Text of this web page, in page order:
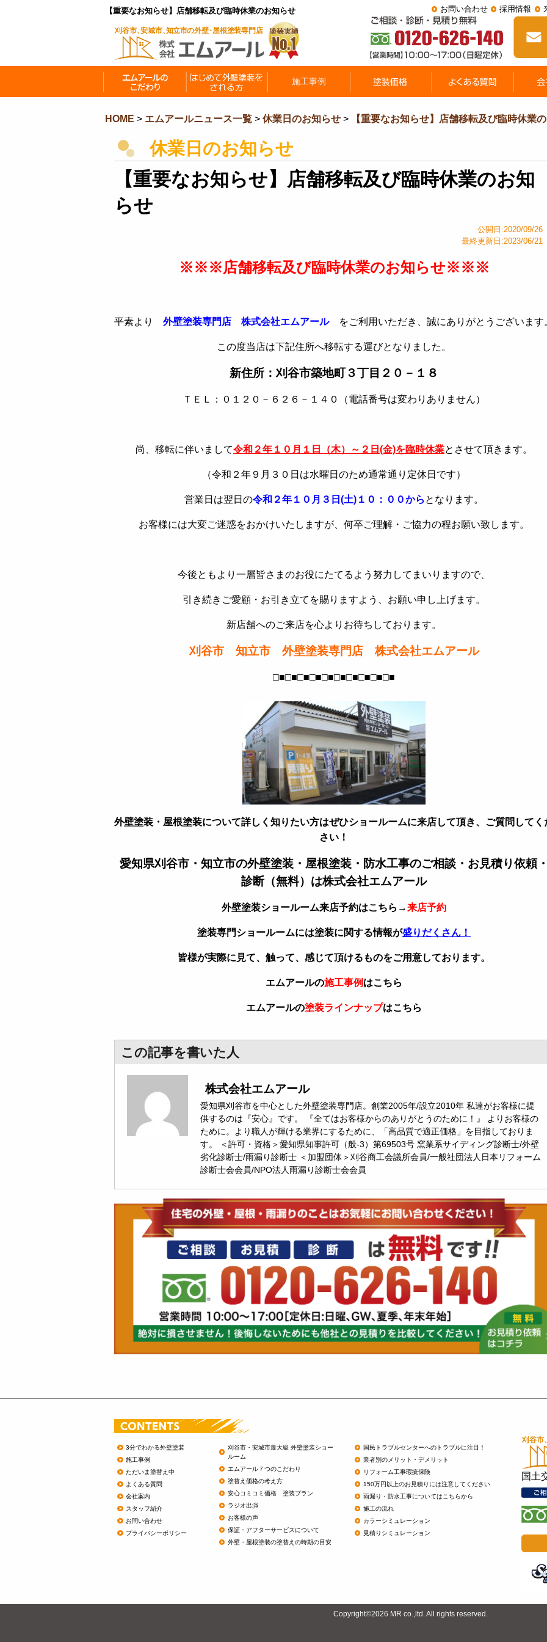
【重要なお知らせ】店舗移転及び臨時休業のお知らせ お問い合わせ 採用情報
HOME > エムアールニュース一覧 > 休業日のお知らせ > 【重要なお知らせ】店舗移転及び臨時休業
休業日のお知らせ
【重要なお知らせ】店舗移転及び臨時休業のお知
らせ
公開日:2020/09/26
最終更新日:2023/06/21
※※※店舗移転及び臨時休業のお知らせ※※※
平素より 外壁塗装専門店 株式会社エムアールをご利用いただき、誠にありがとうございます
この度当店は下記住所へ移転する運びとなりました。
新住所：刈谷市築地町３丁目２０－１８
ＴＥＬ：０１２０－６２６－１４０（電話番号は変わりありません）
尚、移転に伴いまして令和２年１０月１日（木）～２日(金)を臨時休業とさせて頂きます。
（令和２年９月３０日は水曜日のため通常通り定休日です）
営業日は翌日の令和２年１０月３日(土)１０：００から となります。
お客様には大変ご迷惑をおかけいたしますが、何卒ご理解・ご協力の程お願い致します。
今後ともより一層皆さまのお役にたてるよう努力してまいりますので、
引き続きご愛顧・お引き立てを賜りますよう、お願い申し上げます。
新店舗へのご来店を心よりお待ちしております。
刈谷市 知立市 外壁塗装専門店 株式会社エムアール
□■□■□■□■□■□■□■□■□■□■
外壁塗装・屋根塗装について詳しく知りたい方はぜひショールームに来店して頂き、ご質問してく
さい！
愛知県刈谷市・知立市の外壁塗装・屋根塗装・防水工事のご相談・お見積り依頼
診断（無料）は株式会社エムアール
外壁塗装ショールーム来店予約はこちら→来店予約
塗装専門ショールームには塗装に関する情報が盛りだくさん！
皆様が実際に見て、触って、感じて頂けるものをご用意しております。
エムアールの施工事例 はこちら
エムアールの塗装ラインナップはこちら
この記事を書いた人
株式会社エムアール
愛知県刈谷市を中心とした外壁塗装専門店。創業2005年/設立2010年 私達がお客様に提
供するのは『安心』です。 『全てはお客様からのありがとうのために！』 よりお客様の
ために。より職人が輝ける業界にするために、「高品質で適正価格」を目指しておりま
す。 ＜許可・資格＞愛知県知事許可（般-3）第69503号 窯業系サイディング診断士/外壁
劣化診断士/雨漏り診断士 ＜加盟団体＞刈谷商工会議所会員/一般社団法人日本リフォーム
診断士会会員/NPO法人雨漏り診断士会会員
3分でわかる外壁塗装
施工事例
ただいま塗替え中
よくある質問
会社案内
スタッフ紹介
お問い合わせ
プライバシーポリシー
刈谷市・安城市最大級 外壁塗装ショー
ルーム
エムアール７つのこだわり
塗替え価格の考え方
安心コミコミ価格 塗装プラン
ラジオ出演
お客様の声
保証・アフターサービスについて
外壁・屋根塗装の塗替えの時期の目安
国民トラブルセンターへのトラブルに注目！
業者別のメリット・デメリット
リフォーム工事瑕疵保険
150万円以上のお見積りには注意してください
雨漏り・防水工事についてはこちらから
施工の流れ
カラーシミュレーション
見積りシミュレーション
国土
Copyright©2026 MR co.,ltd. All rights reserved.